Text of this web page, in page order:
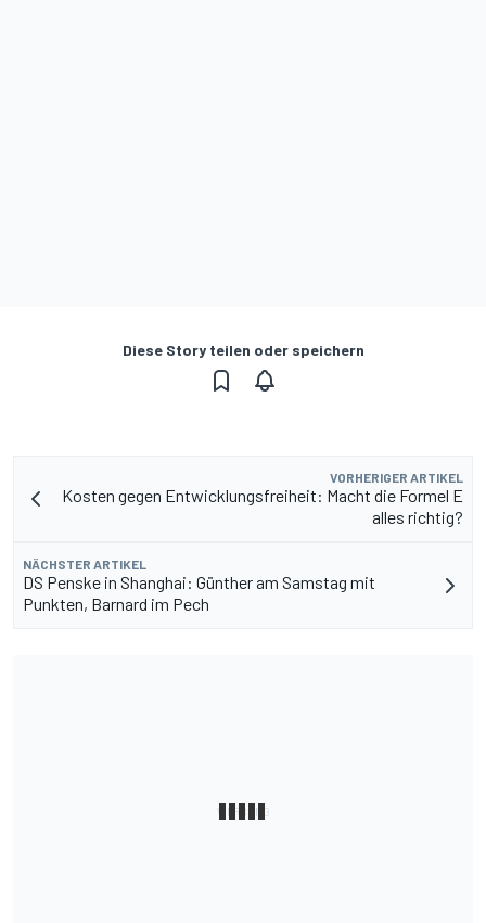
Diese Story teilen oder speichern
VORHERIGER ARTIKEL
Kosten gegen Entwicklungsfreiheit: Macht die Formel E
alles richtig?
NÄCHSTER ARTIKEL
DS Penske in Shanghai: Günther am Samstag mit
Punkten, Barnard im Pech